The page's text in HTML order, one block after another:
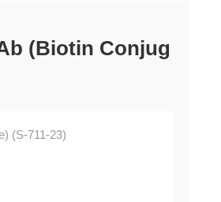
(Biotin Conjug
(S-711-23)